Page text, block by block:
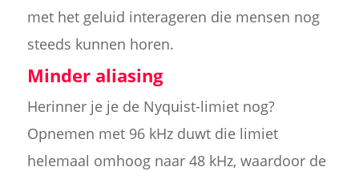
met het geluid interageren die mensen nog
steeds kunnen horen.
Minder aliasing
Herinner je je de Nyquist-limiet nog?
Opnemen met 96 kHz duwt die limiet
helemaal omhoog naar 48 kHz, waardoor de